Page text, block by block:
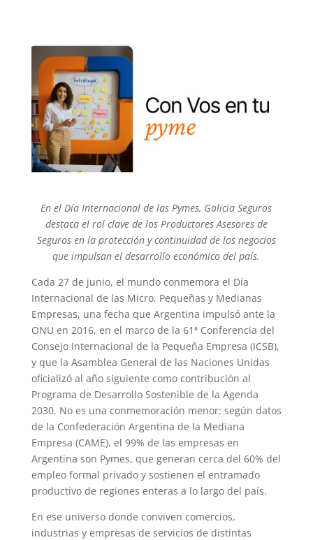
En el Día Internacional de las Pymes, Galicia Seguros
destaca el rol clave de los Productores Asesores de
Seguros en la protección y continuidad de los negocios
que impulsan el desarrollo económico del país.
Cada 27 de junio, el mundo conmemora el Día
Internacional de las Micro, Pequeñas y Medianas
Empresas, una fecha que Argentina impulsó ante la
ONU en 2016, en el marco de la 61ª Conferencia del
Consejo Internacional de la Pequeña Empresa (ICSB),
y que la Asamblea General de las Naciones Unidas
oficializó al año siguiente como contribución al
Programa de Desarrollo Sostenible de la Agenda
2030. No es una conmemoración menor: según datos
de la Confederación Argentina de la Mediana
Empresa (CAME), el 99% de las empresas en
Argentina son Pymes, que generan cerca del 60% del
empleo formal privado y sostienen el entramado
productivo de regiones enteras a lo largo del país.
En ese universo donde conviven comercios,
industrias y empresas de servicios de distintas